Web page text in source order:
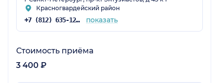
Красногвардейский район
+7 (812) 635-12-72 показать
Стоимость приёма
3 400 ₽